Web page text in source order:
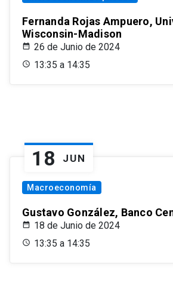
Fernanda Rojas Ampuero,
Wisconsin-Madison
26 de Junio de 2024
13:35 a 14:35
18 JUN
Macroeconomía
Gustavo González, Banco
18 de Junio de 2024
13:35 a 14:35